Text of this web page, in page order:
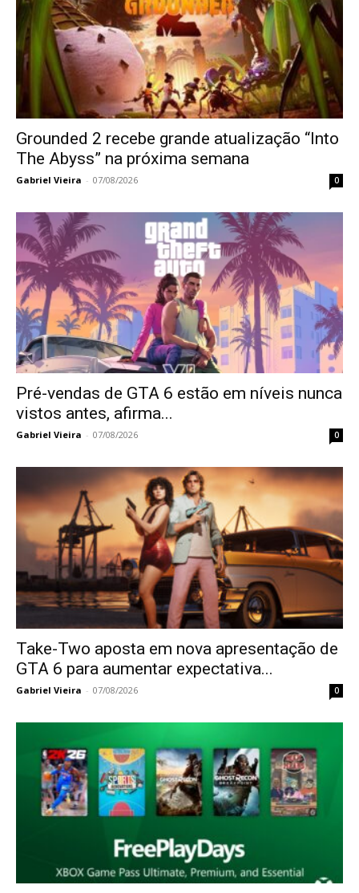
Grounded 2 recebe grande atualização “Into
The Abyss” na próxima semana
Gabriel Vieira - 07/08/2026 0
Pré-vendas de GTA 6 estão em níveis nunca
vistos antes, afirma...
Gabriel Vieira - 07/08/2026 0
Take-Two aposta em nova apresentação de
GTA 6 para aumentar expectativa...
Gabriel Vieira - 07/08/2026 0